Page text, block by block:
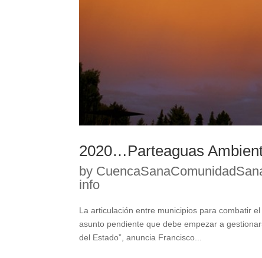
2020…Parteaguas
by
info
La articulación entre municipios para combatir
asunto pendiente que debe empezar a
del Estado”, anuncia Francisco...